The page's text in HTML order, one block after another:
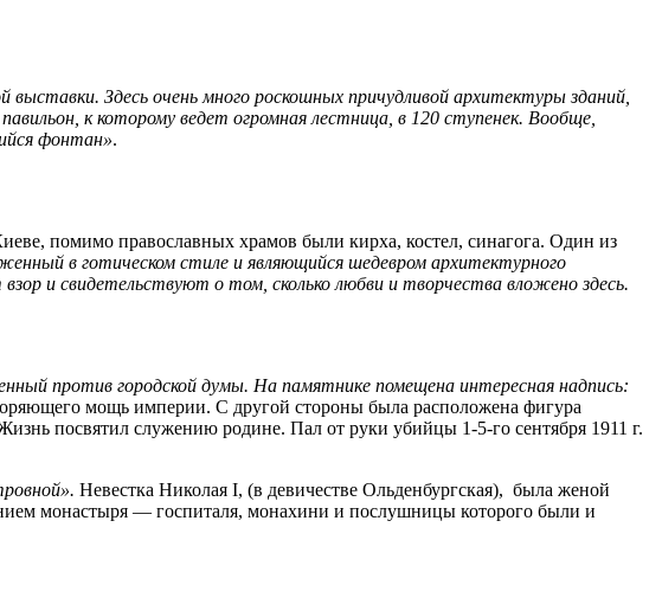
Здесь очень много роскошных причудливой архитектуры зданий,
к которому ведет огромная лестница, в 120 ступенек. Вообще,
фонтан».
помимо православных храмов были кирха, костел, синагога. Один из
в готическом стиле и являющийся шедевром архитектурного
и свидетельствуют о том, сколько любви и творчества вложено здесь.
против городской думы. На памятнике помещена интересная надпись:
мощь империи. С другой стороны была расположена фигура
посвятил служению родине. Пал от руки убийцы 1-5-го сентября 1911 г.
Невестка Николая I, (в девичестве Ольденбургская), была женой
монастыря — госпиталя, монахини и послушницы которого были и